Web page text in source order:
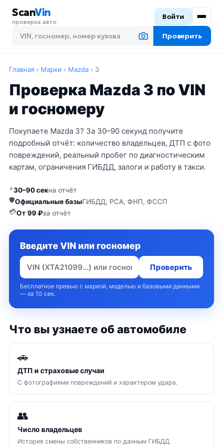
ScanVin
проверка авто
Проверить
Войти
Главная › Марки › Mazda › 3
Проверка Mazda 3 по VIN
и госномеру
Покупаете Mazda 3? За 30–90 секунд получите
подробный отчёт: количество владельцев, ДТП с фото
повреждений, реальный пробег по диагностическим
картам, ограничения ГИБДД, залоги и работу в такси.
⚡30–90 секна отчёт
🛡Официальные базыГИБДД, РСА, ФНП, ФССП
💳От 99 ₽за отчёт
Введите VIN или госномер
Проверить
Бесплатное превью с маркой, моделью и базовыми данными
— за 10 сек.
Что вы узнаете об автомобиле
🚗
ДТП и страховые случаи
С фотографиями повреждений и характером удара.
👥
Число владельцев
История смены собственников по данным ГИБДД.